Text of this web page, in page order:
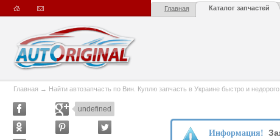
Главная Каталог запчастей
Главная → Найти автозапчасть по Вин. Куплю запчасть в Украине быстро и
undefined
Информация!